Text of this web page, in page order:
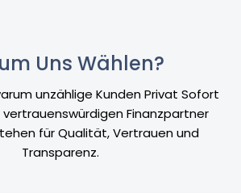
Uns Wählen?
unzählige Kunden Privat Sofort
vertrauenswürdigen Finanzpartner
für Qualität, Vertrauen und
Transparenz.